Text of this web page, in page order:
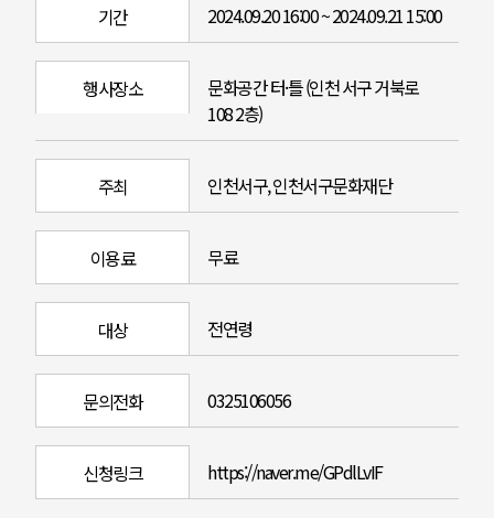
기간 2024.09.20 16:00 ~ 2024.09.21 15:00
행사장소
문화공간 터·틀 (인천 서구 거북로
108 2층)
주최 인천서구, 인천서구문화재단
이용료 무료
대상 전연령
문의전화 0325106056
신청링크 https://naver.me/GPdlLvIF